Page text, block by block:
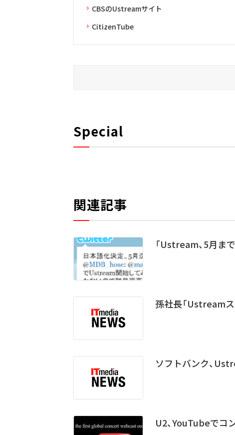
CBSのUstreamサイト
CitizenTube
Special
関連記事
「Ustream、5月
孫社長「Ustream
ソフトバンク、
U2、YouTubeでコ